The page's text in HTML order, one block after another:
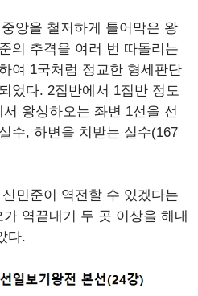
앙을 철저하게 틀어막은 왕
의 추격을 여러 번 따돌리는
여 1국처럼 정교한 형세판단
었다. 2집반에서 1집반 정도
왕싱하오는 좌변 1선을 선
수, 하변을 치받는 실수(167
민준이 역전할 수 있겠다는
역끝내기 두 곳 이상을 해내
다.